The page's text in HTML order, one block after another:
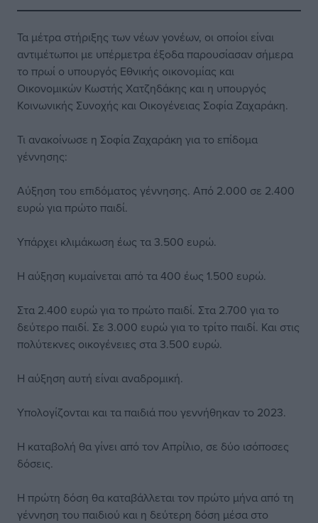
Τα μέτρα στήριξης των νέων γονέων, οι οποίοι είναι
αντιμέτωποι με υπέρμετρα έξοδα παρουσίασαν σήμερα
το πρωί ο υπουργός Εθνικής οικονομίας και
Οικονομικών Κωστής Χατζηδάκης και η υπουργός
Κοινωνικής Συνοχής και Οικογένειας Σοφία Ζαχαράκη.
Τι ανακοίνωσε η Σοφία Ζαχαράκη για το επίδομα
γέννησης:
Αύξηση του επιδόματος γέννησης. Από 2.000 σε 2.400
ευρώ για πρώτο παιδί.
Υπάρχει κλιμάκωση έως τα 3.500 ευρώ.
Η αύξηση κυμαίνεται από τα 400 έως 1.500 ευρώ.
Στα 2.400 ευρώ για το πρώτο παιδί. Στα 2.700 για το
δεύτερο παιδί. Σε 3.000 ευρώ για το τρίτο παιδί. Και στις
πολύτεκνες οικογένειες στα 3.500 ευρώ.
Η αύξηση αυτή είναι αναδρομική.
Υπολογίζονται και τα παιδιά που γεννήθηκαν το 2023.
Η καταβολή θα γίνει από τον Απρίλιο, σε δύο ισόποσες
δόσεις.
Η πρώτη δόση θα καταβάλλεται τον πρώτο μήνα από τη
γέννηση του παιδιού και η δεύτερη δόση μέσα στο